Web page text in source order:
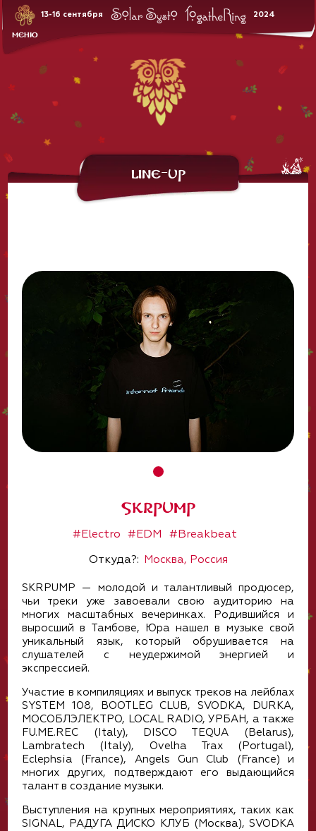
МЕНЮ
13-16 сентября 2024
БАНИ & ДУШИ
ЛАВКИ
АРЕНДА ПАЛАТОК
ПРОЖИВАНИЕ
Line-Up
SKRPUMP
#Electro #EDM #Breakbeat
Откуда?: Москва, Россия
SKRPUMP — молодой и талантливый продюсер,
чьи треки уже завоевали свою аудиторию на
многих масштабных вечеринках. Родившийся и
выросший в Тамбове, Юра нашел в музыке свой
уникальный язык, который обрушивается на
слушателей с неудержимой энергией и
экспрессией.
Участие в компиляциях и выпуск треков на лейблах
SYSTEM 108, BOOTLEG CLUB, SVODKA, DURKA,
МОСОБЛЭЛЕКТРО, LOCAL RADIO, УРБАН, а также
FU.ME.REC (Italy), DISCO TEQUA (Belarus),
Lambratech (Italy), Ovelha Trax (Portugal),
Eclephsia (France), Angels Gun Club (France) и
многих других, подтверждают его выдающийся
талант в создание музыки.
Выступления на крупных мероприятиях, таких как
SIGNAL, РАДУГА ДИСКО КЛУБ (Москва), SVODKA